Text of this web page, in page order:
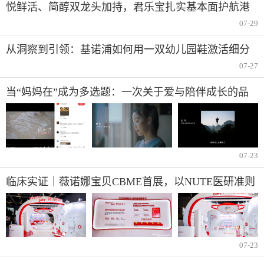
悦鲜活、简醇双龙头加持，君乐宝扎实基本面护航港
07-29
从洞察到引领：基诺浦如何用一双幼儿园鞋激活细分
07-27
当“妈妈在”成为多选题：一次关于爱与陪伴成长的品
牌对话
07-23
临床实证｜薇诺娜宝贝CBME首展，以NUTE医研准则
打造儿童敏感肌肤专用洗沐产品
07-23